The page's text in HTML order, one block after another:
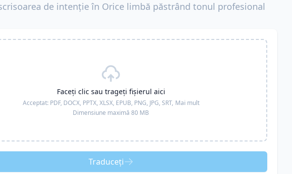
de intenție în Orice limbă păstrând tonul profesional
Faceți clic sau trageți fișierul aici
Acceptat: PDF, DOCX, PPTX, XLSX, EPUB, PNG, JPG, SRT, Mai mult
Dimensiune maximă 80 MB
Traduceți